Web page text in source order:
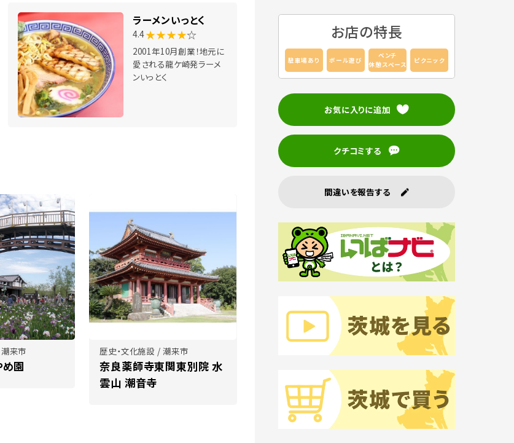
ラーメンいっとく
4.4★★★★☆
2001年10月創業！地元に
愛される龍ケ崎発ラーメ
ンいっとく
来市
園
歴史・文化施設 / 潮来市
奈良薬師寺東関東別院 水
雲山 潮音寺
お店の特長
駐車場あり ボール遊び
ベンチ
休憩スペース
ピクニック
お気に入りに追加
クチコミする
間違いを報告する